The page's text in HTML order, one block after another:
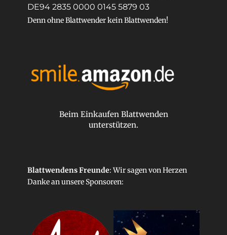
DE94 2835 0000 0145 5879 03
Denn ohne Blattwender kein Blattwenden!
Beim Einkaufen Blattwenden
unterstützen.
Blattwendens Freunde: Wir sagen von Herzen
Danke an unsere Sponsoren: